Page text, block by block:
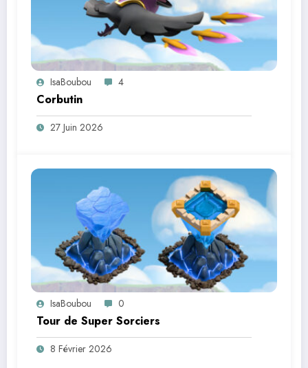
IsaBoubou 4
Corbutin
27 Juin 2026
IsaBoubou 0
Tour de Super Sorciers
8 Février 2026